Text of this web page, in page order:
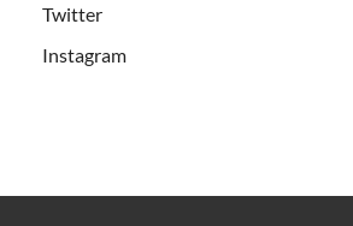
Twitter
Instagram